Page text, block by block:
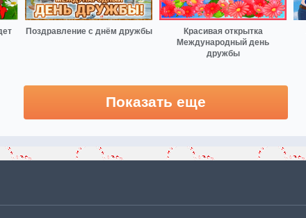
Поздравление с днём дружбы
Красивая открытка
Международный день
дружбы
Показать еще